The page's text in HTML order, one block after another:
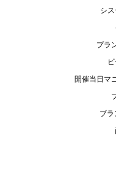
シ
プラ
開催当日マ
ブラ